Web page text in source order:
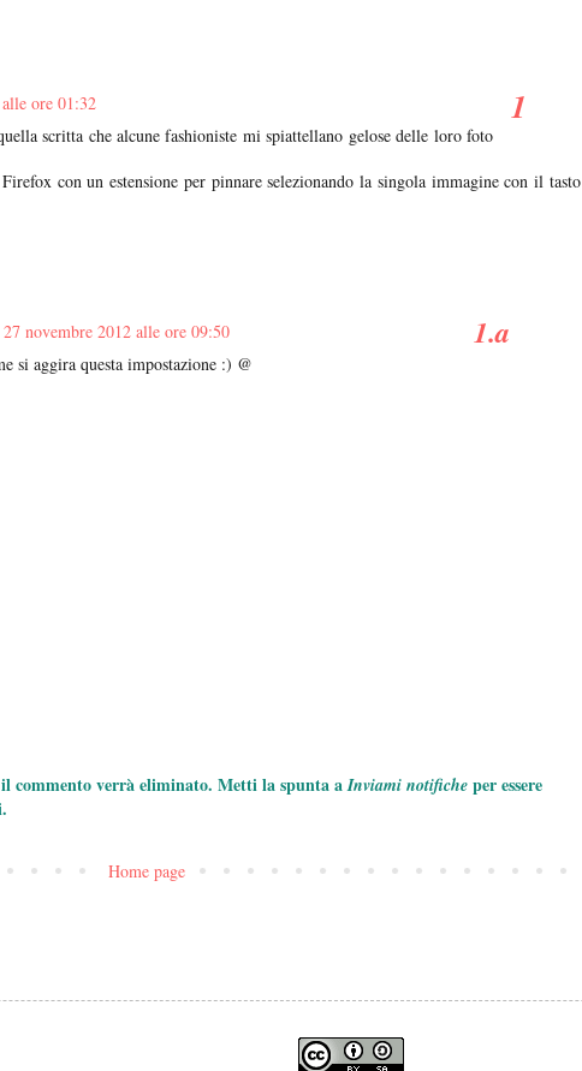
ore 01:32
scritta che alcune fashioniste mi spiattellano gelose delle loro foto
con un estensione per pinnare selezionando la singola immagine con il tasto
27 novembre 2012 alle ore 09:50
si aggira questa impostazione :) @
commento verrà eliminato. Metti la spunta aInviami notifiche per essere
Home page